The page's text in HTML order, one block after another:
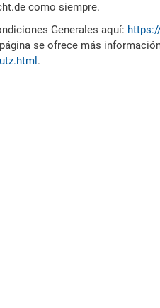
como siempre.
Generales aquí:
se ofrece más
.